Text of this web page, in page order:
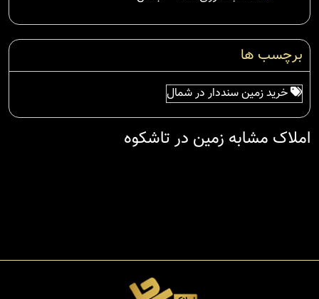
برچسب ها
خرید زمین سنددار در شمال
املاک مشابه زمین در تاشکوه